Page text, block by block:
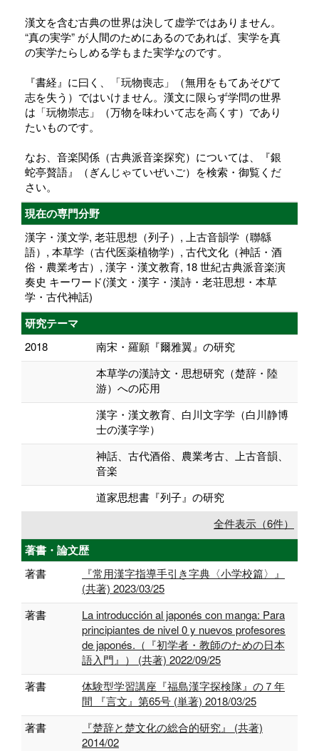
漢文を含む古典の世界は決して虚学ではありません。
“真の実学” が人間のためにあるのであれば、実学を真
の実学たらしめる学もまた実学なのです。
『書経』に曰く、「玩物喪志」（無用をもてあそびて
志を失う）ではいけません。漢文に限らず学問の世界
は「玩物崇志」（万物を味わいて志を高くす）であり
たいものです。
なお、音楽関係（古典派音楽探究）については、『銀
蛇亭贅語』（ぎんじゃていぜいご）を検索・御覧くだ
さい。
現在の専門分野
漢字・漢文学, 老荘思想（列子）, 上古音韻学（聯緜
語）, 本草学（古代医薬植物学）, 古代文化（神話・酒
俗・農業考古）, 漢字・漢文教育, 18 世紀古典派音楽演
奏史 キーワード(漢文・漢字・漢詩・老荘思想・本草
学・古代神話)
研究テーマ
2018
南宋・羅願『爾雅翼』の研究
本草学の漢詩文・思想研究（楚辞・陸
游）への応用
漢字・漢文教育、白川文字学（白川静博
士の漢字学）
神話、古代酒俗、農業考古、上古音韻、
音楽
道家思想書『列子』の研究
全件表示（6件）
著書・論文歴
著書
『常用漢字指導手引き字典〈小学校篇〉』
(共著) 2023/03/25
著書
La introducción al japonés con manga: Para
principiantes de nivel 0 y nuevos profesores
de japonés.（『初学者・教師のための日本
語入門』） (共著) 2022/09/25
著書
体験型学習講座『福島漢字探検隊』の７年
間 『言文』第65号 (単著) 2018/03/25
著書
『楚辞と楚文化の総合的研究』 (共著)
2014/02